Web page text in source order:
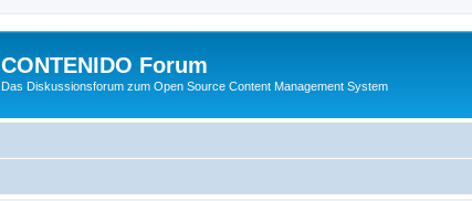
CONTENIDO Forum
Das Diskussionsforum zum Open Source Content Management System